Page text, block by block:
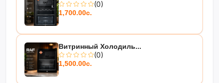
(0)
1,700.00с.
Витринный Холодиль...
(0)
1,500.00с.